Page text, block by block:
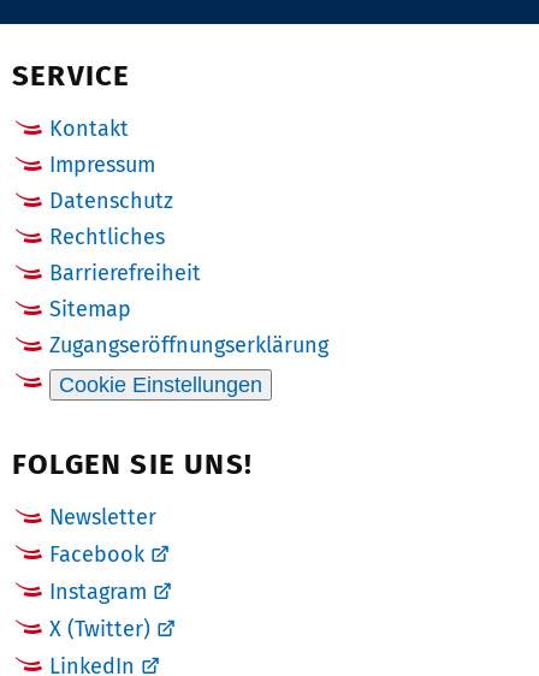
SERVICE
Kontakt
Impressum
Datenschutz
Rechtliches
Barrierefreiheit
Sitemap
Zugangseröffnungserklärung
Cookie Einstellungen
FOLGEN SIE UNS!
Newsletter
Facebook
Instagram
X (Twitter)
LinkedIn